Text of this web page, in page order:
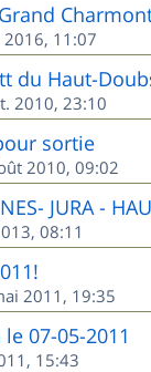
2016, 11:07
du Haut-
2010, 23:10
sortie
2010, 09:02
JURA -
08:11
2011, 19:35
07-05-2011
15:43